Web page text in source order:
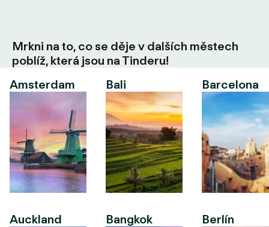
Mrkni na to, co se děje v dalších městech
poblíž, která jsou na Tinderu!
Amsterdam
Auckland
Bali
Bangkok
Barcelona
Berlín